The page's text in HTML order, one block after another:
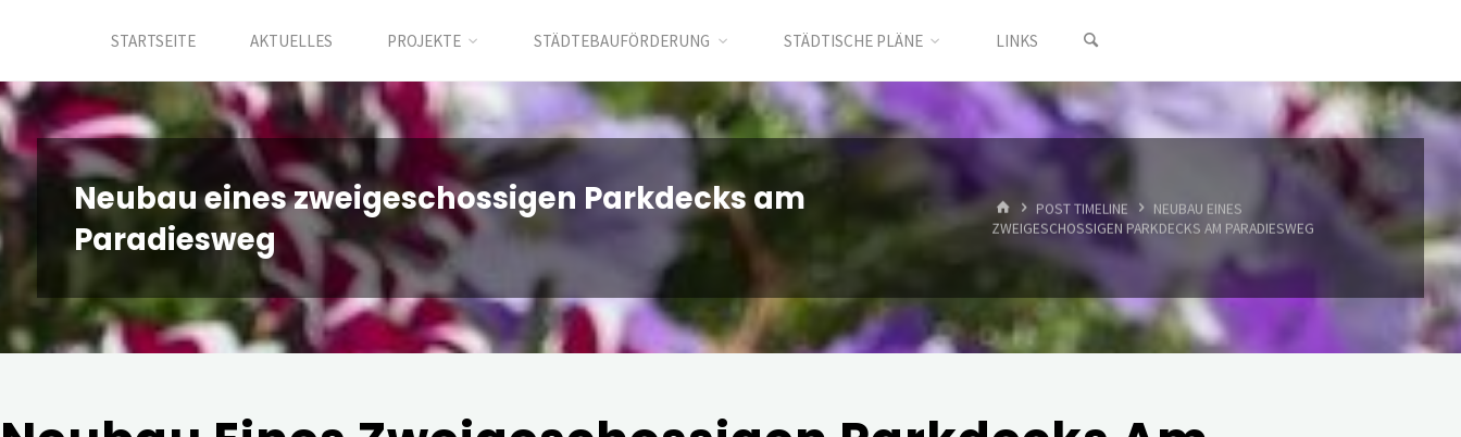
springen
STARTSEITE AKTUELLES PROJEKTE STÄDTEBAUFÖRDERUNG STÄDTISCHE PLÄNE LINKS
Neubau eines zweigeschossigen Parkdecks am
Paradiesweg
STARTPOST TIMELINE
NEUBAU EINES
ZWEIGESCHOSSIGEN PARKDECKS AM PARADIESWEG